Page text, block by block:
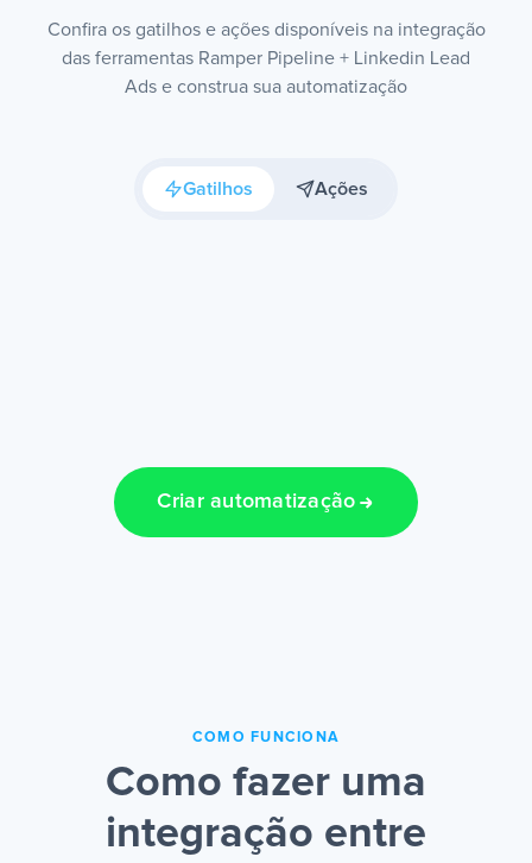
Confira os gatilhos e ações disponíveis na integração
das ferramentas Ramper Pipeline + Linkedin Lead
Ads e construa sua automatização
Gatilhos Ações
Criar automatização
COMO FUNCIONA
Como fazer uma
integração entre